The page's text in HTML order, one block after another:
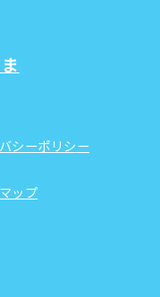
シーポリシー
ップ